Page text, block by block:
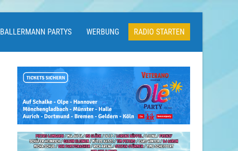
BALLERMANN PARTYS WERBUNG RADIO STARTEN